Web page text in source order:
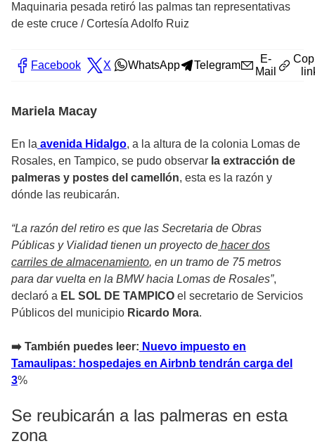
Maquinaria pesada retiró las palmas tan representativas
de este cruce /Cortesía Adolfo Ruiz
Facebook X WhatsApp Telegram
E-
Mail
Mariela Macay
En la avenida Hidalgo, a la altura de la colonia Lomas de
Rosales, en Tampico, se pudo observar la extracción de
palmeras y postes del camellón, esta es la razón y
dónde las reubicarán.
“La razón del retiro es que las Secretaria de Obras
Públicas y Vialidad tienen un proyecto de hacer dos
carriles de almacenamiento, en un tramo de 75 metros
para dar vuelta en la BMW hacia Lomas de Rosales”,
declaró a EL SOL DE TAMPICO el secretario de Servicios
Públicos del municipio Ricardo Mora.
➡️ También puedes leer: Nuevo impuesto en
Tamaulipas: hospedajes en Airbnb tendrán carga del
3%
Se reubicarán a las palmeras en esta
zona